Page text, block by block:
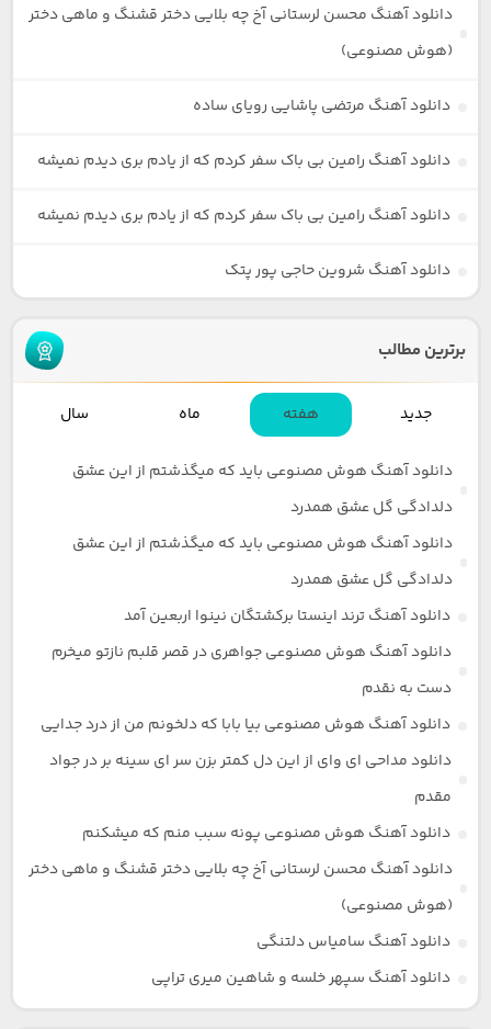
دانلود آهنگ محسن لرستانی آخ چه بلایی دختر قشنگ و ماهی دختر
(هوش مصنوعی)
دانلود آهنگ مرتضی پاشایی رویای ساده
دانلود آهنگ رامین بی باک سفر کردم که از یادم بری دیدم نمیشه
دانلود آهنگ رامین بی باک سفر کردم که از یادم بری دیدم نمیشه
دانلود آهنگ شروین حاجی پور پتک
برترین مطالب
جدید هفته ماه سال
دانلود آهنگ هوش مصنوعی باید که میگذشتم از این عشق
دلدادگی گل عشق همدرد
دانلود آهنگ هوش مصنوعی باید که میگذشتم از این عشق
دلدادگی گل عشق همدرد
دانلود آهنگ ترند اینستا برکشتگان نینوا اربعین آمد
دانلود آهنگ هوش مصنوعی جواهری در قصر قلبم نازتو میخرم
دست به نقدم
دانلود آهنگ هوش مصنوعی بیا بابا که دلخونم من از درد جدایی
دانلود مداحی ای وای از این دل کمتر بزن سر ای سینه بر در جواد
مقدم
دانلود آهنگ هوش مصنوعی پونه سبب منم که میشکنم
دانلود آهنگ محسن لرستانی آخ چه بلایی دختر قشنگ و ماهی دختر
(هوش مصنوعی)
دانلود آهنگ سامیاس دلتنگی
دانلود آهنگ سپهر خلسه و شاهین میری تراپی